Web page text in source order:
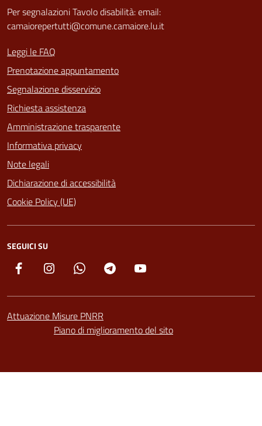
Per segnalazioni Tavolo disabilità: email:
camaiorepertutti@comune.camaiore.lu.it
Leggi le FAQ
Prenotazione appuntamento
Segnalazione disservizio
Richiesta assistenza
Amministrazione trasparente
Informativa privacy
Note legali
Dichiarazione di accessibilità
Cookie Policy (UE)
SEGUICI SU
Facebook Instagram Whatsapp Telegram
Attuazione Misure PNRR
Piano di miglioramento del sito